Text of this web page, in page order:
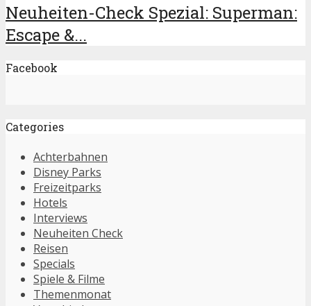
Neuheiten-Check Spezial: Superman:
Escape &...
Facebook
Categories
Achterbahnen
Disney Parks
Freizeitparks
Hotels
Interviews
Neuheiten Check
Reisen
Specials
Spiele & Filme
Themenmonat